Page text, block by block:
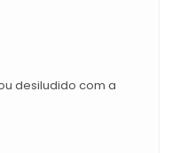
desiludido com a